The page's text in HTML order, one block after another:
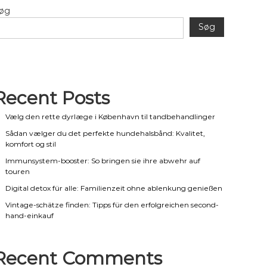
Søg
Posts
Vælg den rette dyrlæge i København til tandbehandlinger
Sådan vælger du det perfekte hundehalsbånd: Kvalitet,
komfort og stil
Immunsystem-booster: So bringen sie ihre abwehr auf
touren
Digital detox für alle: Familienzeit ohne ablenkung genießen
Vintage-schätze finden: Tipps für den erfolgreichen second-
hand-einkauf
Comments